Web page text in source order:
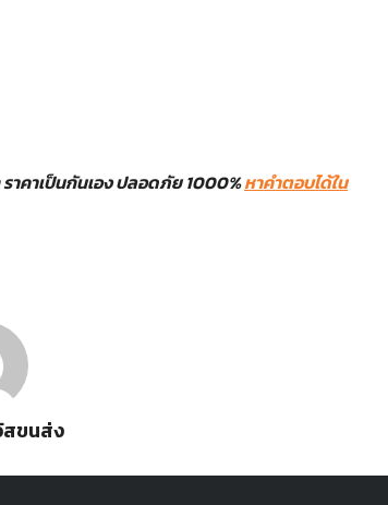
าคาเป็นกันเอง ปลอดภัย 1000%หาคำตอบได้ใน
ขนส่ง